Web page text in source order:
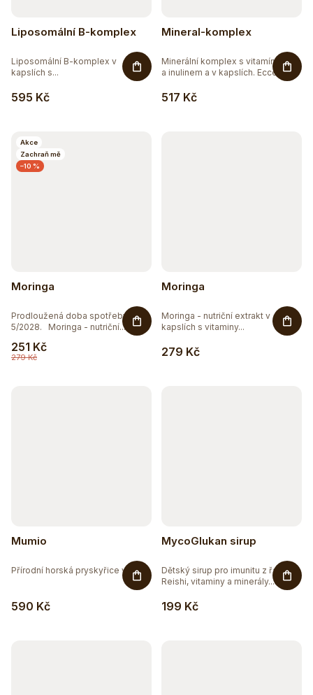
Liposomální B-komplex
595 Kč
Liposomální B-komplex v
kapslích s...
Mineral-komplex
517 Kč
Minerální komplex s vitamínem C
a inulinem a v kapslích. Ecce...
Akce
Zachraň mě
–10 %
Moringa
279 Kč
251 Kč
Prodloužená doba spotřeby
5/2028. Moringa - nutriční...
Moringa
279 Kč
Moringa - nutriční extrakt v
kapslích s vitaminy...
Mumio
590 Kč
Přírodní horská pryskyřice v...
MycoGlukan sirup
199 Kč
Dětský sirup pro imunitu z řas s
Reishi, vitaminy a minerály....